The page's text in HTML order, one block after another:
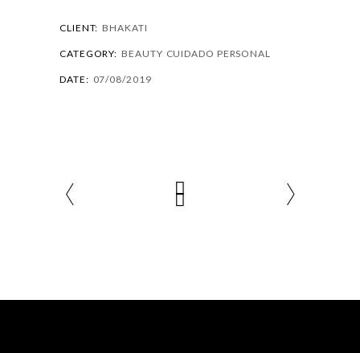
CLIENT: BHAKATI
CATEGORY: BEAUTY CUIDADO PERSONAL
DATE: 07/08/2019